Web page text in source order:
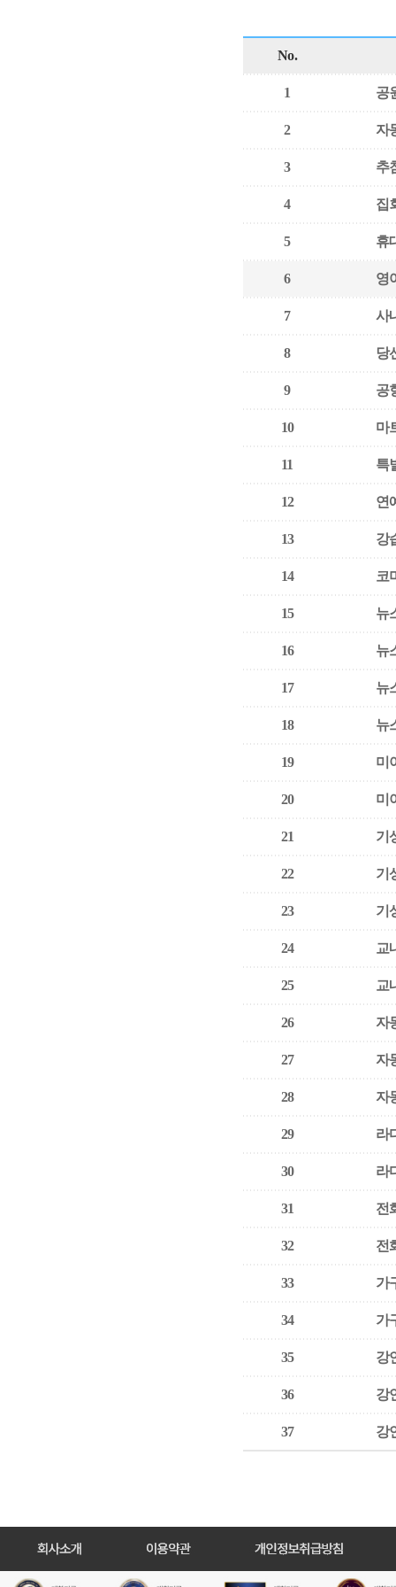
No.
1 공
2 자
3 추
4 집
5 휴
6 영
7 사
8 당
9 공
10 마
11 특
12 연
13 강
14 코
15 뉴
16 뉴
17 뉴
18 뉴
19 미
20 미
21 기
22 기
23 기
24 교
25 교
26 자
27 자
28 자
29 라
30 라
31 전
32 전
33 가
34 가
35 강
36 강
37 강